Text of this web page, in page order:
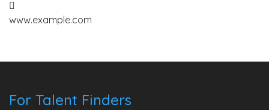
www.example.com
For Talent Finders